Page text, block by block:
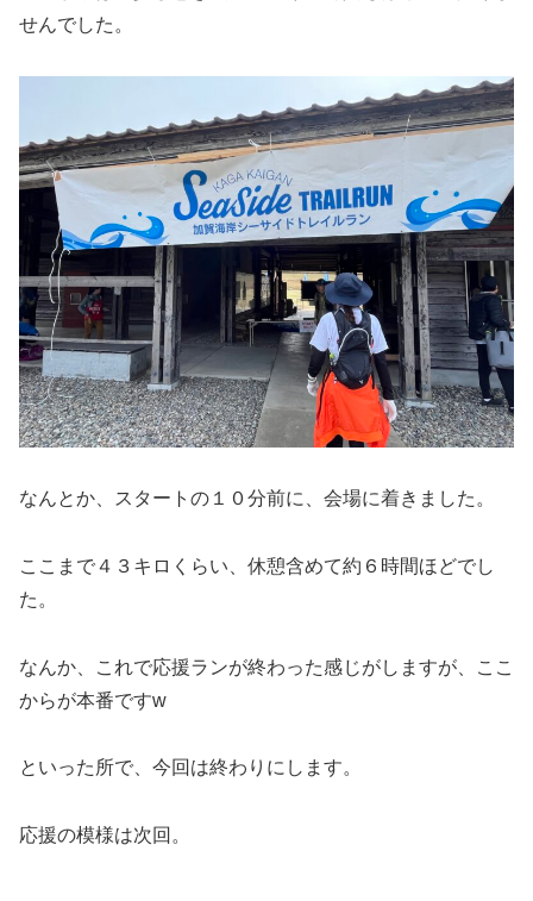
せんでした。
なんとか、スタートの１０分前に、会場に着きました。
ここまで４３キロくらい、休憩含めて約６時間ほどでし
た。
なんか、これで応援ランが終わった感じがしますが、ここ
からが本番ですw
といった所で、今回は終わりにします。
応援の模様は次回。